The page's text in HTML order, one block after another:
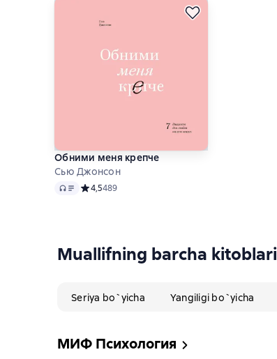
Обними меня крепче
Сью Джонсон
Audio Средний рейтинг 4,5 на основе 489 оценок
4,5489
Muallifning barcha kitoblari
Seriya bo`yicha Yangiligi bo`yicha
МИФ Психология